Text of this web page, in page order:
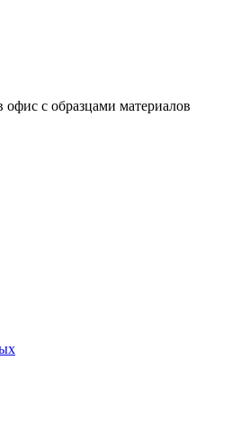
с образцами материалов